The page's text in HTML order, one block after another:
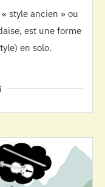
style ancien » ou
est une forme
en solo.